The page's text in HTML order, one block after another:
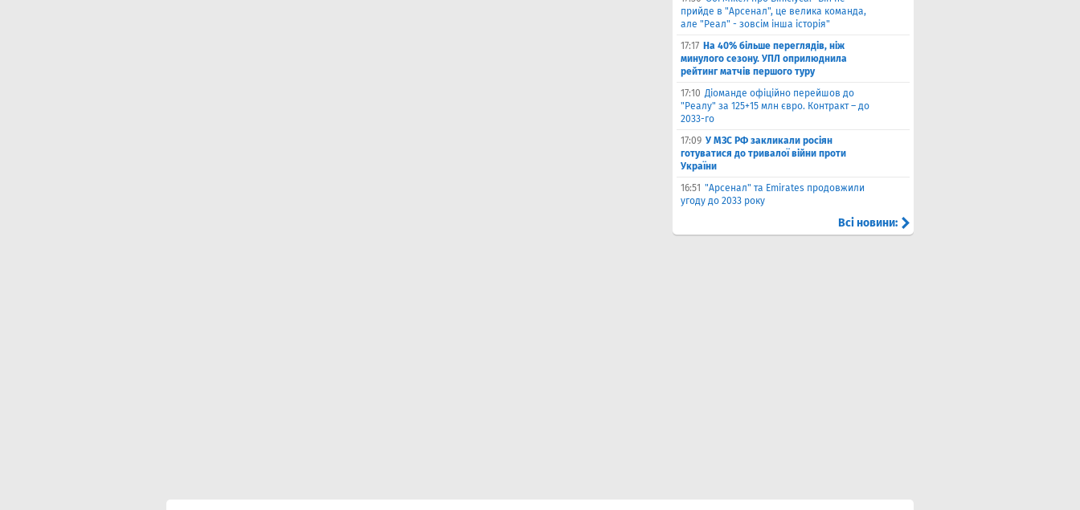
прийде в "Арсенал", це велика команда,
але "Реал" - зовсім інша історія"
17:17 На 40% більше переглядів, ніж
минулого сезону. УПЛ оприлюднила
рейтинг матчів першого туру
17:10 Діоманде офіційно перейшов до
"Реалу" за 125+15 млн євро. Контракт – до
2033-го
17:09 У МЗС РФ закликали росіян
готуватися до тривалої війни проти
України
16:51 "Арсенал" та Emirates продовжили
угоду до 2033 року
Всі новини: